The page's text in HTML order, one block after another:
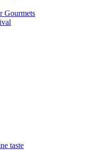
Gourmets
taste